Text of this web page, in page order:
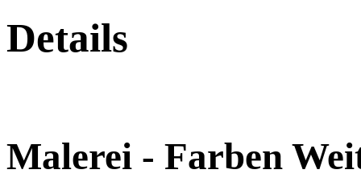
Details
Malerei - Farben